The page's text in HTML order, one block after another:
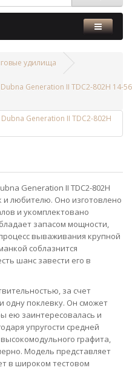
удилища
Generation II TDC2-802H 14-
Generation II TDC2-802H
и любителю. Оно изготовлено
и укомплектовано
запасом мощности,
вываживания крупной
соблазнится
шанс завести его в
за счет
одну поклевку. Он сможет
ею заинтересовалась и
упругости средней
графита,
Модель представляет
в широком тестовом